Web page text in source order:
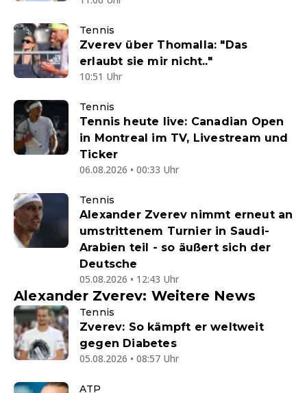
Tennis
Zverev über Thomalla: "Das
erlaubt sie mir nicht.."
10:51 Uhr
Tennis
Tennis heute live: Canadian Open
in Montreal im TV, Livestream und
Ticker
06.08.2026 • 00:33 Uhr
Tennis
Alexander Zverev nimmt erneut an
umstrittenem Turnier in Saudi-
Arabien teil - so äußert sich der
Deutsche
05.08.2026 • 12:43 Uhr
Alexander Zverev: Weitere News
Tennis
Zverev: So kämpft er weltweit
gegen Diabetes
05.08.2026 • 08:57 Uhr
ATP